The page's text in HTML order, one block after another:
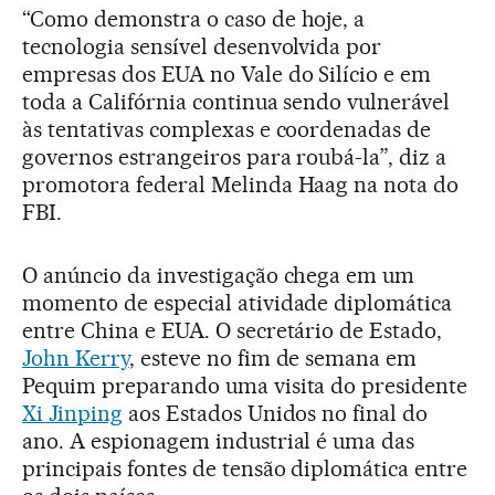
“Como demonstra o caso de hoje, a
tecnologia sensível desenvolvida por
empresas dos EUA no Vale do Silício e em
toda a Califórnia continua sendo vulnerável
às tentativas complexas e coordenadas de
governos estrangeiros para roubá-la”, diz a
promotora federal Melinda Haag na nota do
FBI.
O anúncio da investigação chega em um
momento de especial atividade diplomática
entre China e EUA. O secretário de Estado,
John Kerry, esteve no fim de semana em
Pequim preparando uma visita do presidente
Xi Jinping aos Estados Unidos no final do
ano. A espionagem industrial é uma das
principais fontes de tensão diplomática entre